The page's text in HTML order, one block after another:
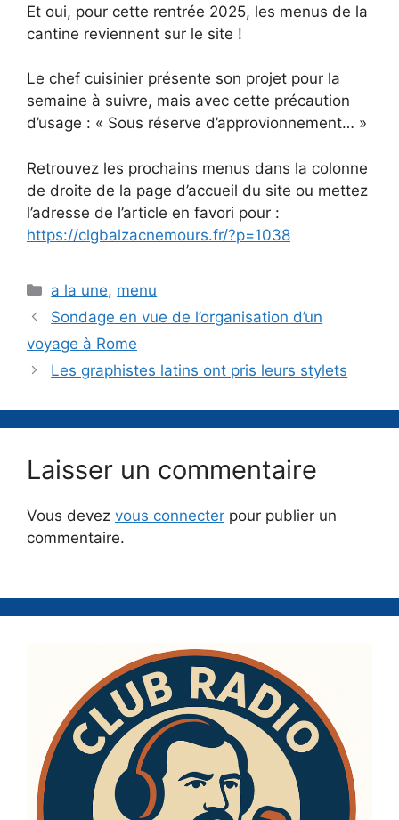
Et oui, pour cette rentrée 2025, les menus de la
cantine reviennent sur le site !
Le chef cuisinier présente son projet pour la
semaine à suivre, mais avec cette précaution
d’usage : « Sous réserve d’approvionnement… »
Retrouvez les prochains menus dans la colonne
de droite de la page d’accueil du site ou mettez
l’adresse de l’article en favori pour :
https://clgbalzacnemours.fr/?p=1038
Catégories
a la une, menu
Sondage en vue de l’organisation d’un
voyage à Rome
Les graphistes latins ont pris leurs stylets
Laisser un commentaire
Vous devez vous connecter pour publier un
commentaire.